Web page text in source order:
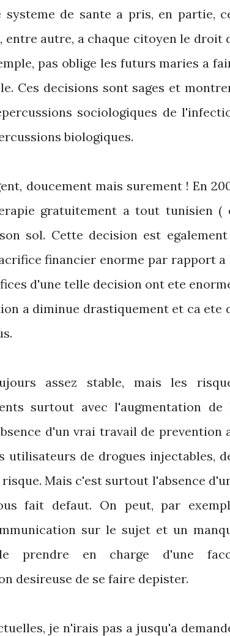
de sante a pris, en partie,
autre, a chaque citoyen le droit
pas oblige les futurs maries a
Ces decisions sont sages et
sociologiques de
biologiques.
doucement mais surement ! En
gratuitement a tout tunisien (
sol. Cette decision est
financier enorme par rapport a
d'une telle decision ont ete
a diminue drastiquement et ca ete
assez stable, mais les
surtout avec l'augmentation de
d'un vrai travail de prevention
utilisateurs de drogues injectables,
Mais c'est surtout l'absence
fait defaut. On peut, par
sur le sujet et un
prendre en charge d'une
desireuse de se faire depister.
je n'irais pas a jusqu'a